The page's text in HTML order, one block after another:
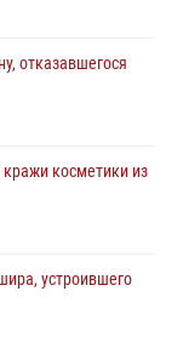
счет в
прошло пожарно-
состоялось
отказавшегося
косметики из
устроившего